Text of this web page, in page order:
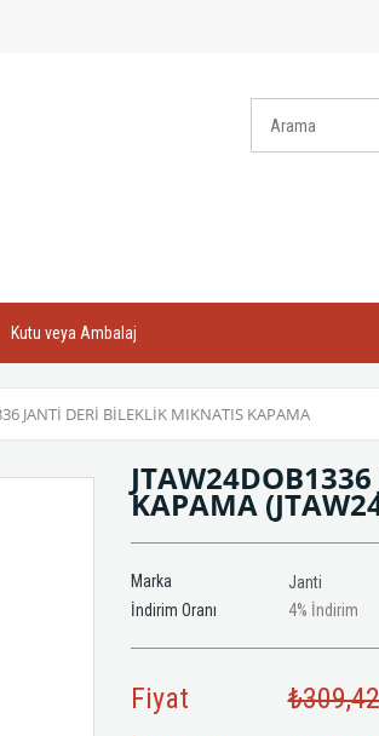
Kutu veya Ambalaj
JANTİ DERİ BİLEKLİK MIKNATIS KAPAMA
KAPAMA
Marka
Janti
İndirim Oranı
%
4 İndirim
Fiyat ₺309,42